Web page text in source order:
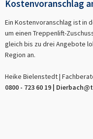
Kostenvoranschlag
Ein Kostenvoranschlag ist in
um einen Treppenlift-
gleich bis zu drei Angebote
Region an.
Heike Bielenstedt |
0800 - 723 60 19 | Dierbach